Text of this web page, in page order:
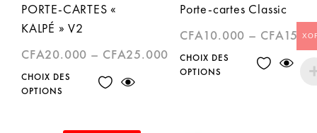
PORTE-CARTES «
KALPÉ » V2
CFA20.000 – CFA25.000
CHOIX DES
OPTIONS
Porte-cartes Classic
CFA10.000 – CFA
CHOIX DES
OPTIONS